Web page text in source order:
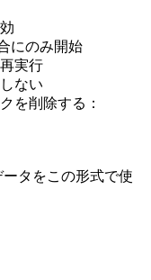
にのみ開始
実行
ない
を削除する：
タをこの形式で使